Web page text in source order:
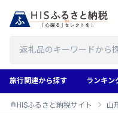
旅行関連から探す ランキン
HISふるさと納税サイト 山